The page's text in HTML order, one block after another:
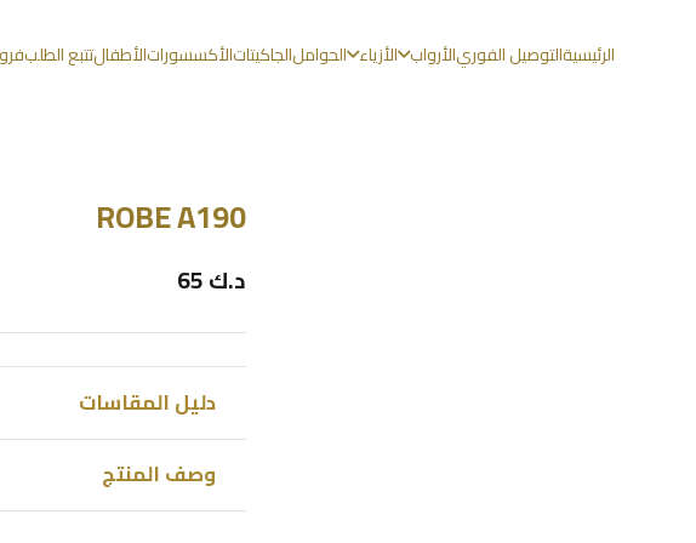
الرئيسيةالتوصيل الفوريالأرواب الأزياء الحواملالجاكيتاتالأكسسوراتالأطفالتتبع الطلب
ROBE A190
د.ك
دليل المقاسات
وصف المنتج